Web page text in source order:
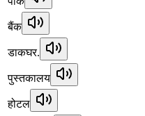
बैंक
डाकघर.
पुस्तकालय
होटल